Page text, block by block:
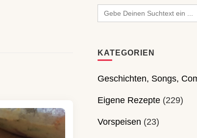
Search
for:
KATEGORIEN
Geschichten, Songs,
Eigene Rezepte(229)
Vorspeisen (23)